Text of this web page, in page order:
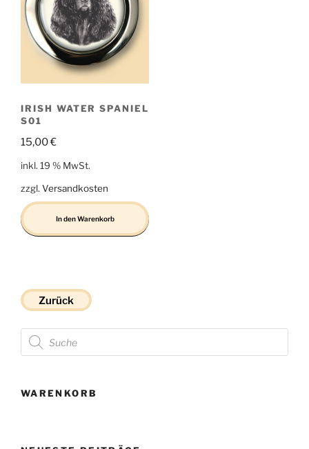
IRISH WATER SPANIEL
S01
15,00€
inkl. 19 % MwSt.
zzgl. Versandkosten
In den Warenkorb
Zurück
Products
search
WARENKORB